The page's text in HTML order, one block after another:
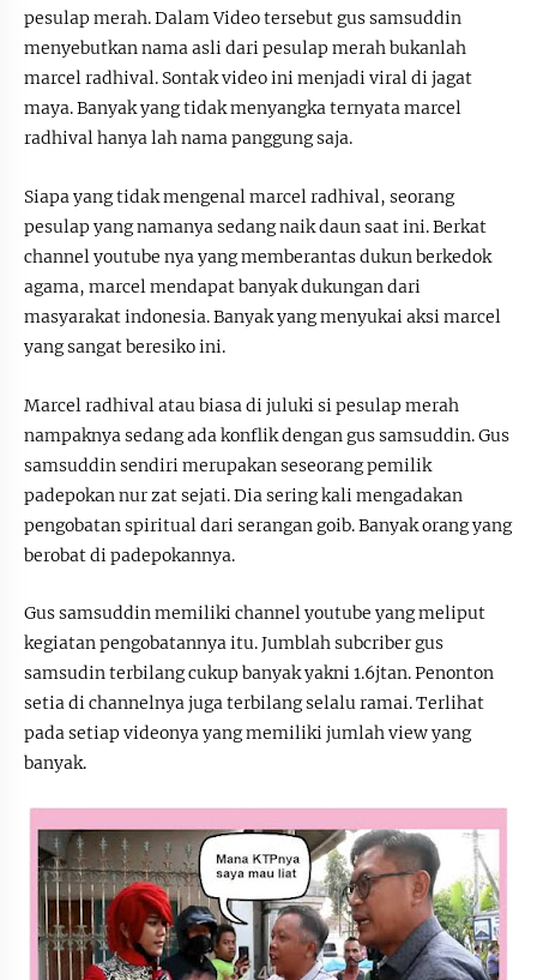
pesulap merah. Dalam Video tersebut gus samsuddin
menyebutkan nama asli dari pesulap merah bukanlah
marcel radhival. Sontak video ini menjadi viral di jagat
maya. Banyak yang tidak menyangka ternyata marcel
radhival hanya lah nama panggung saja.
Siapa yang tidak mengenal marcel radhival, seorang
pesulap yang namanya sedang naik daun saat ini. Berkat
channel youtube nya yang memberantas dukun berkedok
agama, marcel mendapat banyak dukungan dari
masyarakat indonesia. Banyak yang menyukai aksi marcel
yang sangat beresiko ini.
Marcel radhival atau biasa di juluki si pesulap merah
nampaknya sedang ada konflik dengan gus samsuddin. Gus
samsuddin sendiri merupakan seseorang pemilik
padepokan nur zat sejati. Dia sering kali mengadakan
pengobatan spiritual dari serangan goib. Banyak orang yang
berobat di padepokannya.
Gus samsuddin memiliki channel youtube yang meliput
kegiatan pengobatannya itu. Jumblah subcriber gus
samsudin terbilang cukup banyak yakni 1.6jtan. Penonton
setia di channelnya juga terbilang selalu ramai. Terlihat
pada setiap videonya yang memiliki jumlah view yang
banyak.